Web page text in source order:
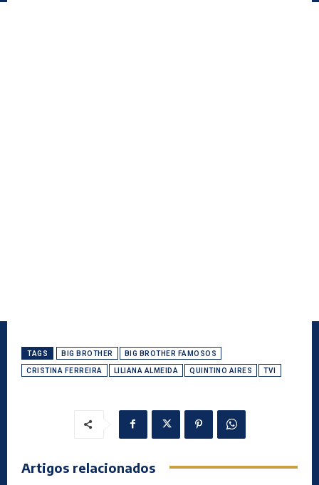
TAGS BIG BROTHER BIG BROTHER FAMOSOS
CRISTINA FERREIRA LILIANA ALMEIDA QUINTINO AIRES TVI
Artigos relacionados